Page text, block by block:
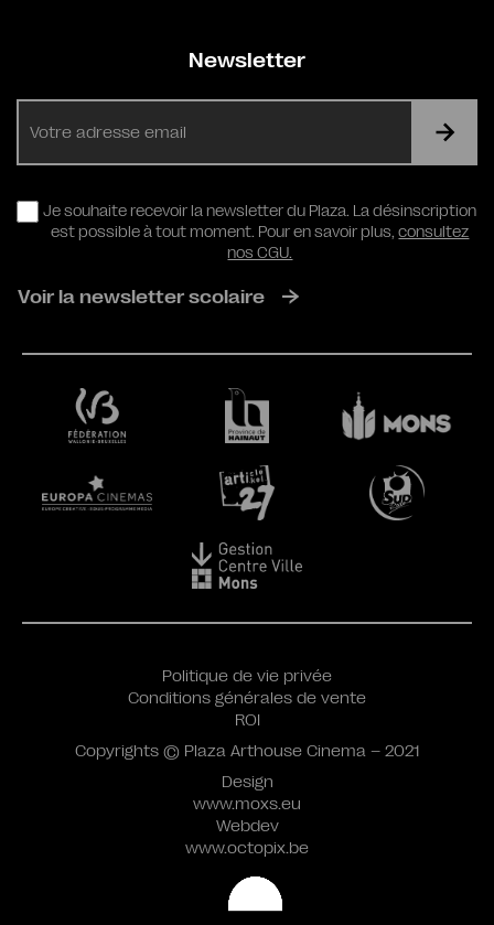
Newsletter
RGPD
Je souhaite recevoir la newsletter du Plaza. La désinscription
est possible à tout moment. Pour en savoir plus,consultez
nos CGU.
Voir la newsletter scolaire
Design
www.moxs.eu
Webdev
www.octopix.be
Politique de vie privée
Conditions générales de vente
ROI
Copyrights © Plaza Arthouse Cinema – 2021